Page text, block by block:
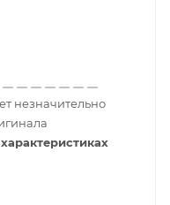
незначительно